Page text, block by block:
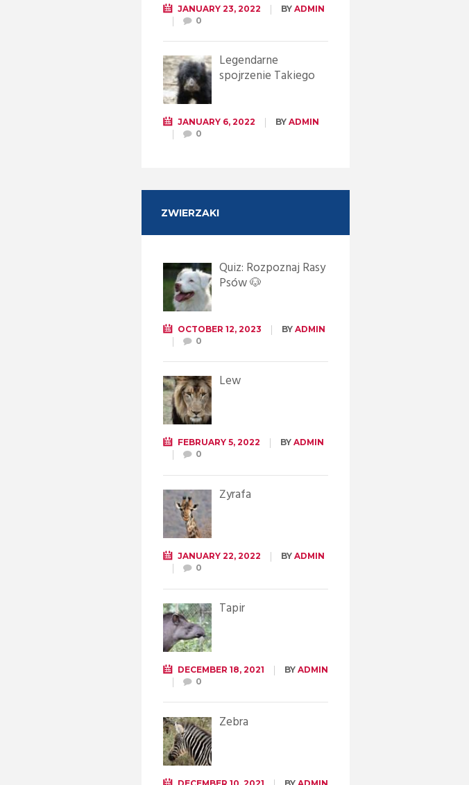
JANUARY 23, 2022 BY ADMIN
0
Legendarne
spojrzenie Takiego
JANUARY 6, 2022 BY ADMIN
0
ZWIERZAKI
Quiz: Rozpoznaj Rasy
Psów 🐶
OCTOBER 12, 2023 BY ADMIN
0
Lew
FEBRUARY 5, 2022 BY ADMIN
0
Żyrafa
JANUARY 22, 2022 BY ADMIN
0
Tapir
DECEMBER 18, 2021 BY ADMIN
0
Zebra